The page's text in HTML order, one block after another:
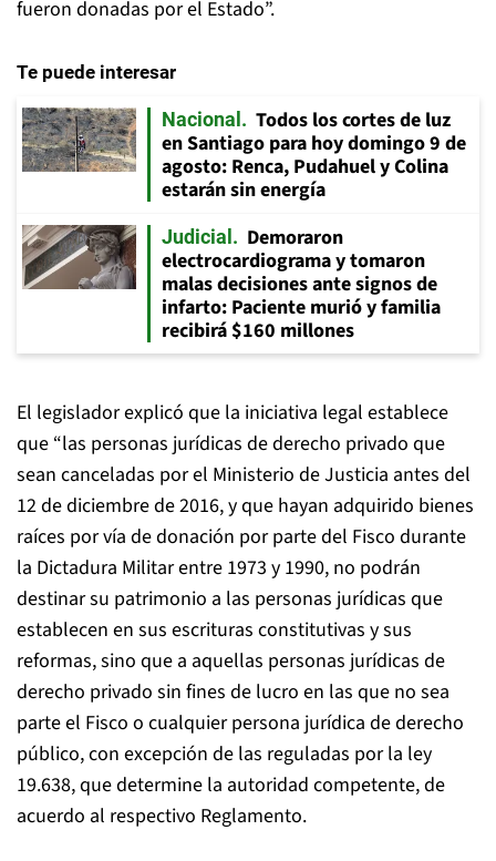
fueron donadas por el Estado”.
Te puede interesar
Nacional
Todos los cortes de luz
en Santiago para hoy domingo 9 de
agosto: Renca, Pudahuel y Colina
estarán sin energía
Judicial
Demoraron
electrocardiograma y tomaron
malas decisiones ante signos de
infarto: Paciente murió y familia
recibirá $160 millones
El legislador explicó que la iniciativa legal establece
que “las personas jurídicas de derecho privado que
sean canceladas por el Ministerio de Justicia antes del
12 de diciembre de 2016, y que hayan adquirido bienes
raíces por vía de donación por parte del Fisco durante
la Dictadura Militar entre 1973 y 1990, no podrán
destinar su patrimonio a las personas jurídicas que
establecen en sus escrituras constitutivas y sus
reformas, sino que a aquellas personas jurídicas de
derecho privado sin fines de lucro en las que no sea
parte el Fisco o cualquier persona jurídica de derecho
público, con excepción de las reguladas por la ley
19.638, que determine la autoridad competente, de
acuerdo al respectivo Reglamento.